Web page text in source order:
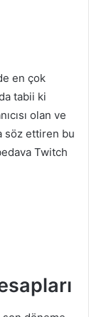
en çok
tabii ki
olan ve
söz ettiren bu
Twitch